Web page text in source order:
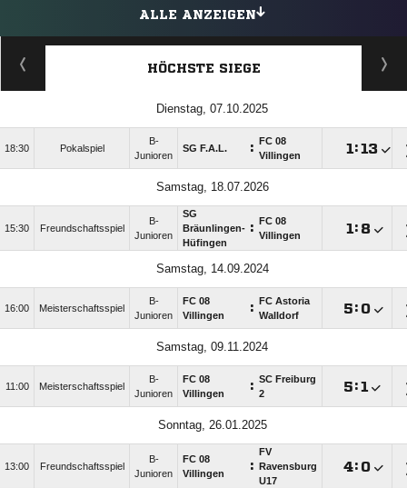
ALLE ANZEIGEN
HÖCHSTE SIEGE
Dienstag, 07.10.2025
18:30 Pokalspiel
B-
Junioren
SG F.A.L. :
FC 08
Villingen
:
Samstag, 18.07.2026
15:30 Freundschaftsspiel
B-
Junioren
SG
Bräunlingen-
Hüfingen
:
FC 08
Villingen
: 
Samstag, 14.09.2024
16:00 Meisterschaftsspiel
B-
Junioren
FC 08
Villingen
:
FC Astoria
Walldorf
: 
Samstag, 09.11.2024
11:00 Meisterschaftsspiel
B-
Junioren
FC 08
Villingen
: SC Freiburg
2
:
Sonntag, 26.01.2025
13:00 Freundschaftsspiel
B-
Junioren
FC 08
Villingen
:
FV
Ravensburg
U17
: 